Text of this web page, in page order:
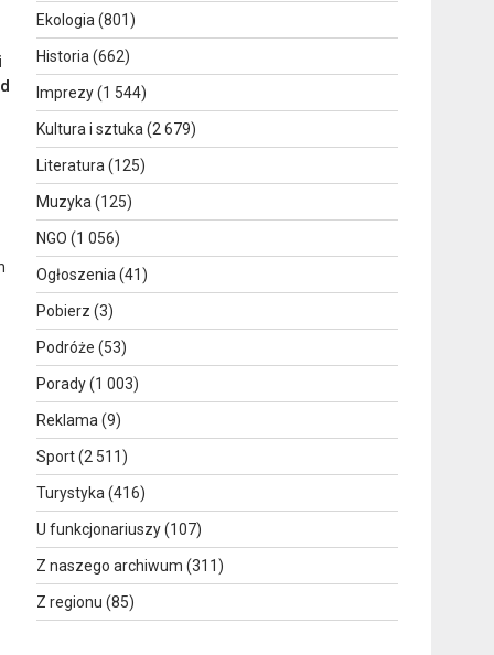
Ekologia (801)
Historia (662)
Imprezy(1 544)
Kultura i sztuka (2 679)
Literatura (125)
Muzyka (125)
NGO (1 056)
Ogłoszenia (41)
Pobierz (3)
Podróże (53)
Porady(1 003)
Reklama (9)
Sport(2 511)
Turystyka (416)
U funkcjonariuszy(107)
Z naszego archiwum (311)
Z regionu (85)